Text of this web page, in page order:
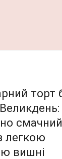
торт
легкою
вишні